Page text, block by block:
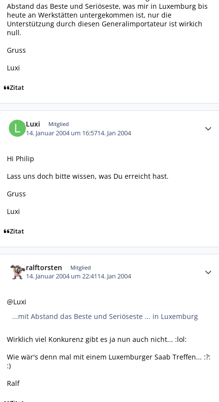
Abstand das Beste und Seriöseste, was mir in Luxemburg bis
heute an Werkstätten untergekommen ist, nur die
Unterstützung durch diesen Generalimportateur ist wirkich
null.
Gruss
Luxi
Zitat
Luxi Mitglied
14. Januar 2004 um 16:5714. Jan 2004
Hi Philip
Lass uns doch bitte wissen, was Du erreicht hast.
Gruss
Luxi
Zitat
ralftorsten Mitglied
14. Januar 2004 um 22:4114. Jan 2004
@Luxi
...mit Abstand das Beste und Seriöseste ... in Luxemburg
Wirklich viel Konkurenz gibt es ja nun auch nicht... :lol:
Wie wär's denn mal mit einem Luxemburger Saab Treffen... :?:
:)
Ralf